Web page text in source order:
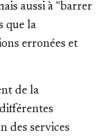
aussi à "barrer
que la
erronées et
de la
des services